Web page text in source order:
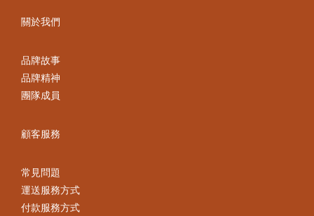
關於我們
品牌故事
品牌精神
團隊成員
顧客服務
常見問題
運送服務方式
付款服務方式